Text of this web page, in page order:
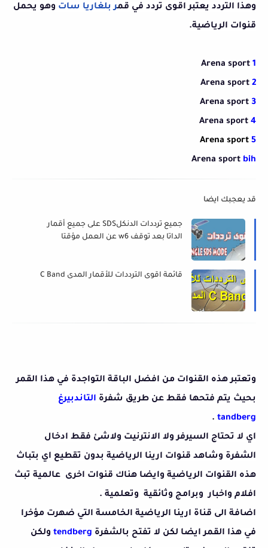
وهذا التردد يعتبر اقوى تردد في قمر بلغاريا سات وهو يحمل
قنوات الرياضية.
Arena sport 1
Arena sport 2
Arena sport 3
Arena sport 4
Arena sport 5
Arena sport bih
قد يعجبك ايضا
جميع ترددات الدنكلSDS على جميع أقمار
الداتا بعد توقف w6 عن العمل مؤقتا
قائمة اقوى الترددات للأقمار المدى C Band
وتعتبر هذه القنوات من افضل الباقة التواجدة في هذا القمر
بحيث يتم فتحها فقط عن طريق شفرة التاندبيرغ
tandberg
.
اي لا تحتاج السيرفر ولا الانترنيت ولاشئ فقط ادخال
الشفرة وشاهد قنوات ارينا الرياضية بدون تقطيع اي بتباث
هذه القنوات الرياضية وايضا هناك قنوات اخرى عالمية تبث
افلام واخبار وبرامج وثائقية وتعلمية .
اضافة الى قناة ارينا الرياضية الخامسة التي ضهرت مؤخرا
في هذا القمر ايضا لكن لا تفتح بالشفرة tendberg ولكن